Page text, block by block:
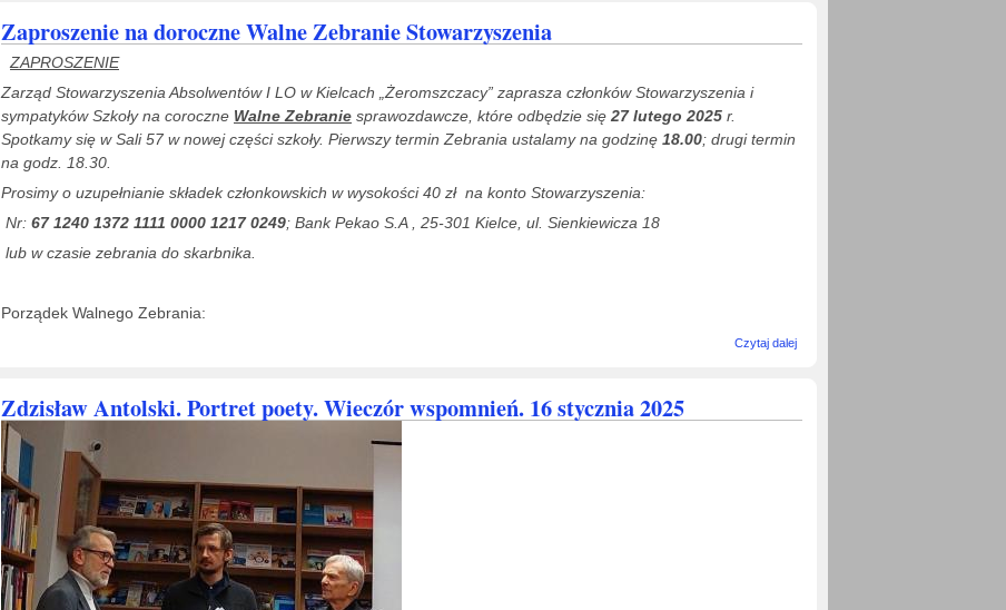
Zaproszenie na doroczne Walne Zebranie Stowarzyszenia
ZAPROSZENIE
Zarząd Stowarzyszenia Absolwentów I LO w Kielcach „Żeromszczacy” zaprasza członków Stowarzyszenia i
sympatyków Szkoły na coroczne Walne Zebranie sprawozdawcze, które odbędzie się 27 lutego 2025 r.
Spotkamy się w Sali 57 w nowej części szkoły. Pierwszy termin Zebrania ustalamy na godzinę 18.00; drugi termin
na godz. 18.30.
Prosimy o uzupełnianie składek członkowskich w wysokości 40 zł na konto Stowarzyszenia:
Nr: 67 1240 1372 1111 0000 1217 0249; Bank Pekao S.A , 25-301 Kielce, ul. Sienkiewicza 18
lub w czasie zebrania do skarbnika.
Porządek Walnego Zebrania:
Czytaj dalejwpis
Zdzisław Antolski. Portret poety. Wieczór wspomnień. 16 stycznia 2025